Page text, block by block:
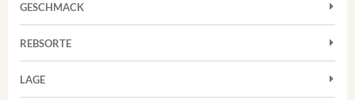
Rosé
Weißwein
GESCHMACK
Trocken
REBSORTE
Chardonnay
LAGE